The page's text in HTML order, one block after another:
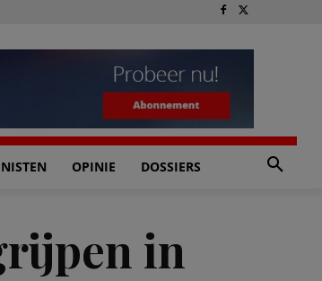
OPINIE DOSSIERS
in